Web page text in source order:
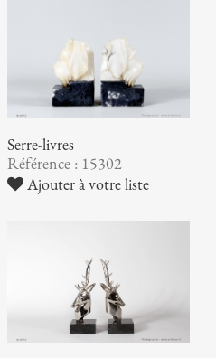
Serre-livres
Référence : 15302
Ajouter à votre liste